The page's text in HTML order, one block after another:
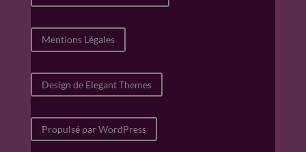
Mentions Légales
Design de Elegant Themes
Propulsé par WordPress